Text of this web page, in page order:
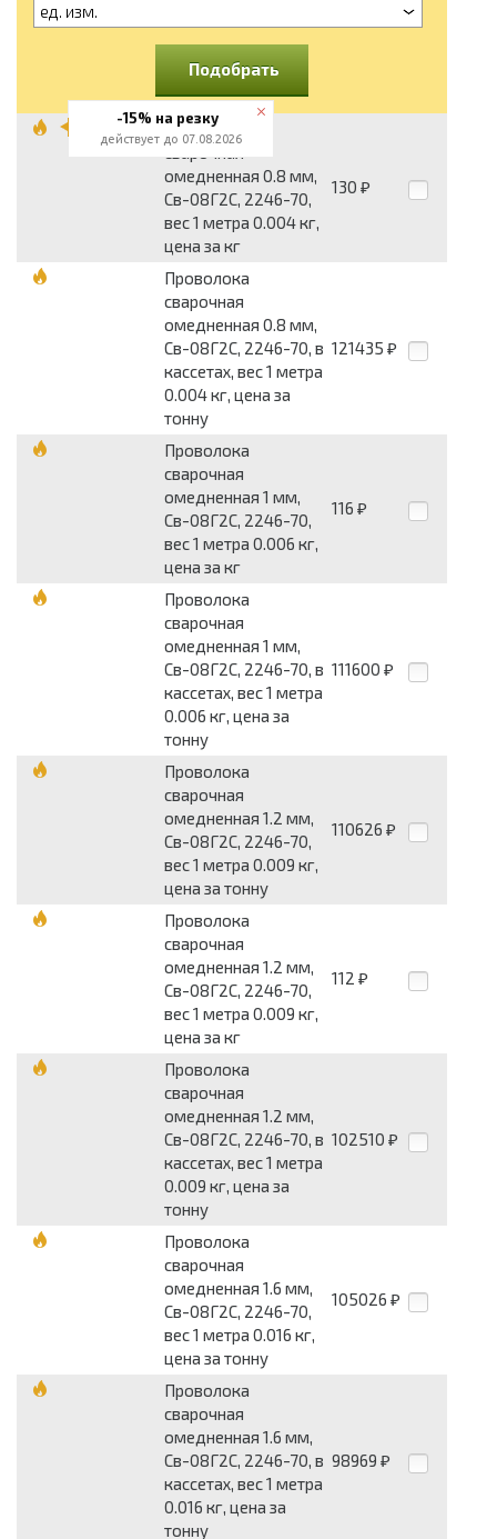
ед. изм.
Подобрать
Проволока
сварочная
омедненная 0.8 мм,
Св-08Г2С, 2246-70,
вес 1 метра 0.004 кг,
цена за кг
130 ₽
Проволока
сварочная
омедненная 0.8 мм,
Св-08Г2С, 2246-70, в
кассетах, вес 1 метра
0.004 кг, цена за
тонну
121435 ₽
Проволока
сварочная
омедненная 1 мм,
Св-08Г2С, 2246-70,
вес 1 метра 0.006 кг,
цена за кг
116 ₽
Проволока
сварочная
омедненная 1 мм,
Св-08Г2С, 2246-70, в
кассетах, вес 1 метра
0.006 кг, цена за
тонну
111600 ₽
Проволока
сварочная
омедненная 1.2 мм,
Св-08Г2С, 2246-70,
вес 1 метра 0.009 кг,
цена за тонну
110626 ₽
Проволока
сварочная
омедненная 1.2 мм,
Св-08Г2С, 2246-70,
вес 1 метра 0.009 кг,
цена за кг
112 ₽
Проволока
сварочная
омедненная 1.2 мм,
Св-08Г2С, 2246-70, в
кассетах, вес 1 метра
0.009 кг, цена за
тонну
102510 ₽
Проволока
сварочная
омедненная 1.6 мм,
Св-08Г2С, 2246-70,
вес 1 метра 0.016 кг,
цена за тонну
105026 ₽
Проволока
сварочная
омедненная 1.6 мм,
Св-08Г2С, 2246-70, в
кассетах, вес 1 метра
0.016 кг, цена за
тонну
98969 ₽
-15% на резку
действует до 07.08.2026